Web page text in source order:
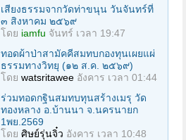
เสียงธรรมจากวัดท่าขนุน วันจันทร์ที่
๓ สิงหาคม ๒๕๖๙
โดย iamfu จันทร์ เวลา 19:47
ทอดผ้าป่าสามัคคีสมทบกองทุนเผยแผ่
ธรรมทางวิทยุ (๑๒ ส.ค. ๒๕๖๙)
โดย watsritawee อังคาร เวลา 01:44
ร่วมทอดกฐินสมทบทุนสร้างเมรุ วัด
ทองหลาง อ.บ้านนา จ.นครนายก
1พย.2569
โดย ศิษย์รุ่นจิ๋ว อังคาร เวลา 10:48